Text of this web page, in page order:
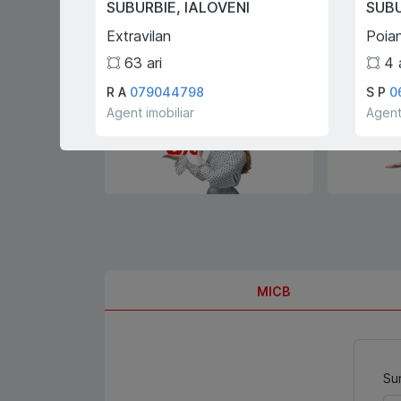
cumpărători și chiriași
gratis!
MICB
SUBURBIE, IALOVENI
Extravilan
63 ari
R A 079044798
Agent imobiliar
4
S P